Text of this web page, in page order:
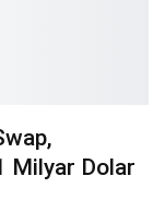
Milyar Dolar